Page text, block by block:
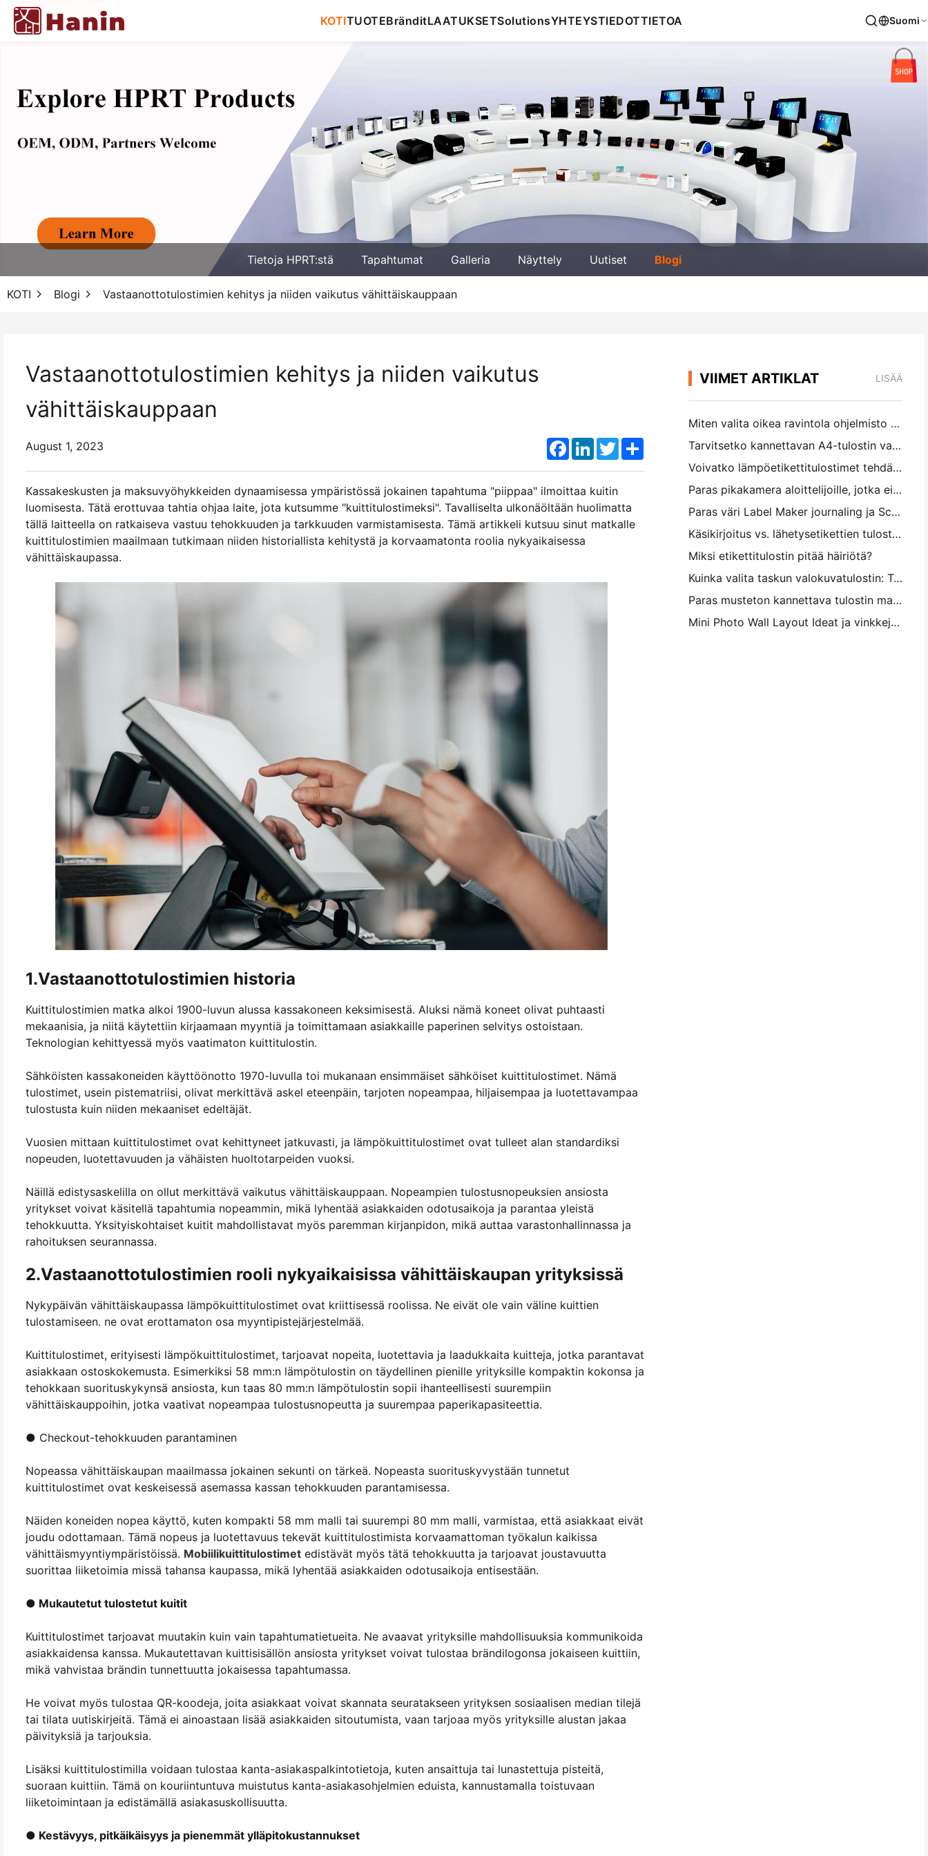
KOTITUOTEBränditLAATUKSETSolutionsYHTEYSTIEDOTTIETOA Suomi
Tietoja HPRT:stä Tapahtumat Galleria Näyttely Uutiset Blogi
KOTI Blogi Vastaanottotulostimien kehitys ja niiden vaikutus vähittäiskauppaan
Vastaanottotulostimien kehitys ja niiden vaikutus
vähittäiskauppaan
August 1, 2023 Facebook
LinkedInTwitterShare
Kassakeskusten ja maksuvyöhykkeiden dynaamisessa ympäristössä jokainen tapahtuma "piippaa" ilmoittaa kuitin
luomisesta. Tätä erottuvaa tahtia ohjaa laite, jota kutsumme "kuittitulostimeksi". Tavalliselta ulkonäöltään huolimatta
tällä laitteella on ratkaiseva vastuu tehokkuuden ja tarkkuuden varmistamisesta. Tämä artikkeli kutsuu sinut matkalle
kuittitulostimien maailmaan tutkimaan niiden historiallista kehitystä ja korvaamatonta roolia nykyaikaisessa
vähittäiskaupassa.
1.Vastaanottotulostimien historia
Kuittitulostimien matka alkoi 1900-luvun alussa kassakoneen keksimisestä. Aluksi nämä koneet olivat puhtaasti
mekaanisia, ja niitä käytettiin kirjaamaan myyntiä ja toimittamaan asiakkaille paperinen selvitys ostoistaan.
Teknologian kehittyessä myös vaatimaton kuittitulostin.
Sähköisten kassakoneiden käyttöönotto 1970-luvulla toi mukanaan ensimmäiset sähköiset kuittitulostimet. Nämä
tulostimet, usein pistematriisi, olivat merkittävä askel eteenpäin, tarjoten nopeampaa, hiljaisempaa ja luotettavampaa
tulostusta kuin niiden mekaaniset edeltäjät.
Vuosien mittaan kuittitulostimet ovat kehittyneet jatkuvasti, ja lämpökuittitulostimet ovat tulleet alan standardiksi
nopeuden, luotettavuuden ja vähäisten huoltotarpeiden vuoksi.
Näillä edistysaskelilla on ollut merkittävä vaikutus vähittäiskauppaan. Nopeampien tulostusnopeuksien ansiosta
yritykset voivat käsitellä tapahtumia nopeammin, mikä lyhentää asiakkaiden odotusaikoja ja parantaa yleistä
tehokkuutta. Yksityiskohtaiset kuitit mahdollistavat myös paremman kirjanpidon, mikä auttaa varastonhallinnassa ja
rahoituksen seurannassa.
2.Vastaanottotulostimien rooli nykyaikaisissa vähittäiskaupan yrityksissä
Nykypäivän vähittäiskaupassa lämpökuittitulostimet ovat kriittisessä roolissa. Ne eivät ole vain väline kuittien
tulostamiseen. ne ovat erottamaton osa myyntipistejärjestelmää.
Kuittitulostimet, erityisesti lämpökuittitulostimet, tarjoavat nopeita, luotettavia ja laadukkaita kuitteja, jotka parantavat
asiakkaan ostoskokemusta. Esimerkiksi 58 mm:n lämpötulostin on täydellinen pienille yrityksille kompaktin kokonsa ja
tehokkaan suorituskykynsä ansiosta, kun taas 80 mm:n lämpötulostin sopii ihanteellisesti suurempiin
vähittäiskauppoihin, jotka vaativat nopeampaa tulostusnopeutta ja suurempaa paperikapasiteettia.
● Checkout-tehokkuuden parantaminen
Nopeassa vähittäiskaupan maailmassa jokainen sekunti on tärkeä. Nopeasta suorituskyvystään tunnetut
kuittitulostimet ovat keskeisessä asemassa kassan tehokkuuden parantamisessa.
Näiden koneiden nopea käyttö, kuten kompakti 58 mm malli tai suurempi 80 mm malli, varmistaa, että asiakkaat eivät
joudu odottamaan. Tämä nopeus ja luotettavuus tekevät kuittitulostimista korvaamattoman työkalun kaikissa
vähittäismyyntiympäristöissä. Mobiilikuittitulostimet edistävät myös tätä tehokkuutta ja tarjoavat joustavuutta
suorittaa liiketoimia missä tahansa kaupassa, mikä lyhentää asiakkaiden odotusaikoja entisestään.
● Mukautetut tulostetut kuitit
Kuittitulostimet tarjoavat muutakin kuin vain tapahtumatietueita. Ne avaavat yrityksille mahdollisuuksia kommunikoida
asiakkaidensa kanssa. Mukautettavan kuittisisällön ansiosta yritykset voivat tulostaa brändilogonsa jokaiseen kuittiin,
mikä vahvistaa brändin tunnettuutta jokaisessa tapahtumassa.
He voivat myös tulostaa QR-koodeja, joita asiakkaat voivat skannata seuratakseen yrityksen sosiaalisen median tilejä
tai tilata uutiskirjeitä. Tämä ei ainoastaan lisää asiakkaiden sitoutumista, vaan tarjoaa myös yrityksille alustan jakaa
päivityksiä ja tarjouksia.
Lisäksi kuittitulostimilla voidaan tulostaa kanta-asiakaspalkintotietoja, kuten ansaittuja tai lunastettuja pisteitä,
suoraan kuittiin. Tämä on kouriintuntuva muistutus kanta-asiakasohjelmien eduista, kannustamalla toistuvaan
liiketoimintaan ja edistämällä asiakasuskollisuutta.
● Kestävyys, pitkäikäisyys ja pienemmät ylläpitokustannukset
VIIMET ARTIKLAT LISÄÄ
Miten valita oikea ravintola ohjelmisto pieni tai keskikokoinen ravintola
Tarvitsetko kannettavan A4-tulostin varastolaskuihin? Mikä todella toimii
Voivatko lämpöetikettitulostimet tehdä vesitiivisiä etikettejä pienille yritystuotteille?
Paras pikakamera aloittelijoille, jotka eivät halua tuhlata paperia
Paras väri Label Maker journaling ja Scrapbooking: Lisää lisää väriä jokaiselle sivulle
Käsikirjoitus vs. lähetysetikettien tulostus: vinkkejä pienille yrityksille vuonna 2026
Miksi etikettitulostin pitää häiriötä?
Kuinka valita taskun valokuvatulostin: Täydellinen opas päiväkirjan, matkan ja iPhone-käyttäjille
Paras musteton kannettava tulostin matkalle, koululle ja mobiilityölle: Hanin MT620 Pro Review
Mini Photo Wall Layout Ideat ja vinkkejä makuuhuoneen ja asunnon koristelu